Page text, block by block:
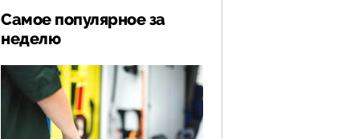
Самое популярное за
неделю